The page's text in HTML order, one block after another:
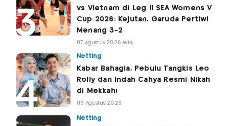
vs Vietnam di Leg II SEA Womens V
Cup 2026: Kejutan, Garuda Pertiwi
Menang 3-2
07 Agustus 2026 WIB
Netting
Kabar Bahagia, Pebulu Tangkis Leo
Rolly dan Indah Cahya Resmi Nikah
di Mekkah!
06 Agustus 2026
Netting